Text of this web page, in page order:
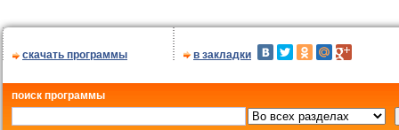
скачать программы в закладки
поиск программы